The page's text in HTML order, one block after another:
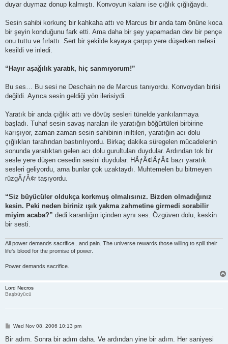
duyar duymaz donup kalmıştı. Konvoyun kalanı ise çığlık çığlığaydı.
Sesin sahibi korkunç bir kahkaha attı ve Marcus bir anda tam önüne koca
bir şeyin konduğunu fark etti. Ama daha bir şey yapamadan dev bir pençe
onu tuttu ve fırlattı. Sert bir şekilde kayaya çarpıp yere düşerken nefesi
kesildi ve inledi.
“Hayır aşağılık yaratık, hiç sanmıyorum!”
Bu ses… Bu sesi ne Deschain ne de Marcus tanıyordu. Konvoydan birisi
değildi. Ayrıca sesin geldiği yön ilerisiydi.
Yaratık bir anda çığlık attı ve dövüş sesleri tünelde yankılanmaya
başladı. Tuhaf sesin savaş naraları ile yaratığın böğürtüleri birbirine
karışıyor, zaman zaman sesin sahibinin iniltileri, yaratığın acı dolu
çığlıkları tarafından bastırılıyordu. Birkaç dakika süregelen mücadelenin
sonunda yaratıktan gelen acı dolu gurultuları duydular. Ardından tok bir
sesle yere düşen cesedin sesini duydular. HÃƒÂ¢lÃƒÂ¢ bazı yaratık
sesleri geliyordu, ama bunlar çok uzaktaydı. Muhtemelen bu bitmeyen
rüzgÃƒÂ¢r taşıyordu.
“Siz büyücüler oldukça korkmuş olmalısınız. Bizden olmadığınız
kesin. Peki neden biriniz ışık yakma zahmetine girmedi sorabilir
miyim acaba?” dedi karanlığın içinden aynı ses. Özgüven dolu, keskin
bir sesti.
All power demands sacrifice...and pain. The universe rewards those willing to spill their
life's blood for the promise of power.
Power demands sacrifice.
Lord Necros
Başbüyücü
P
s
Wed Nov 08, 2006 10:13 pm
Bir adım. Sonra bir adım daha. Ve ardından yine bir adım. Her saniyesi